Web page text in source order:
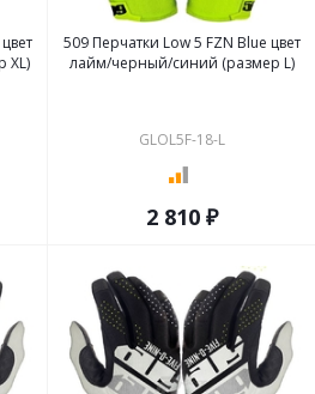
XL)
509 Перчатки Low 5 FZN Blue цвет
лайм/черный/синий (размер L)
GLOL5F-18-L
2 810 ₽